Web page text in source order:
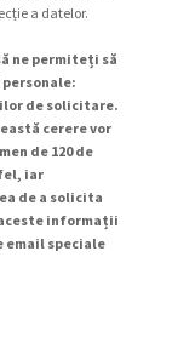
a datelor.
ne permiteți să
de solicitare.
cerere vor
de 120 de
iar
de a solicita
informații
email speciale